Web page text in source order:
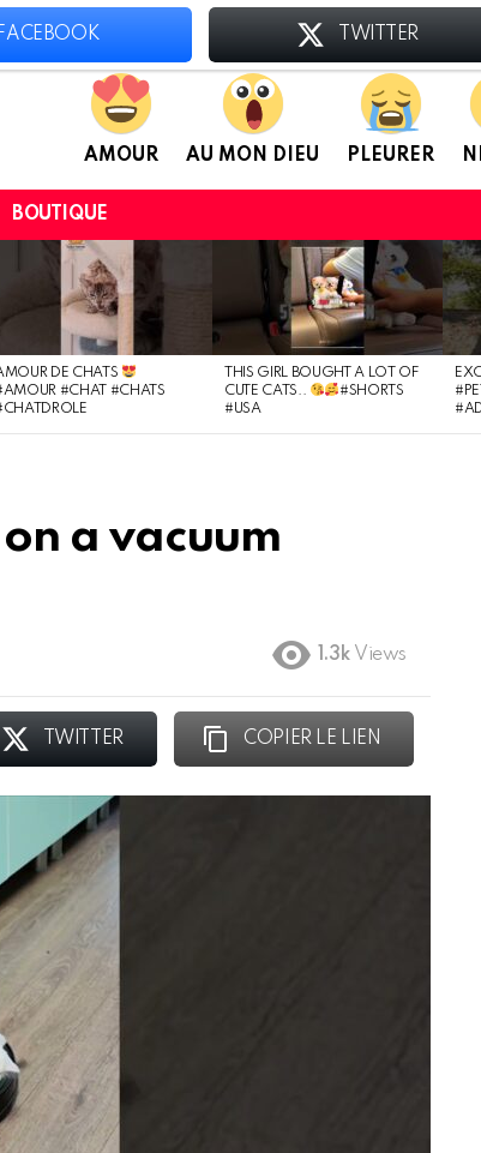
AMOUR AU MON DIEU PLEURER
BOUTIQUE
DE CHATS
#CHAT #CHATS
THIS GIRL BOUGHT A LOT OF
CUTE CATS..
#SHORTS
#USA
a vacuum
1.3k Views
TWITTER COPIER LE LIEN
FACEBOOK TWITTER